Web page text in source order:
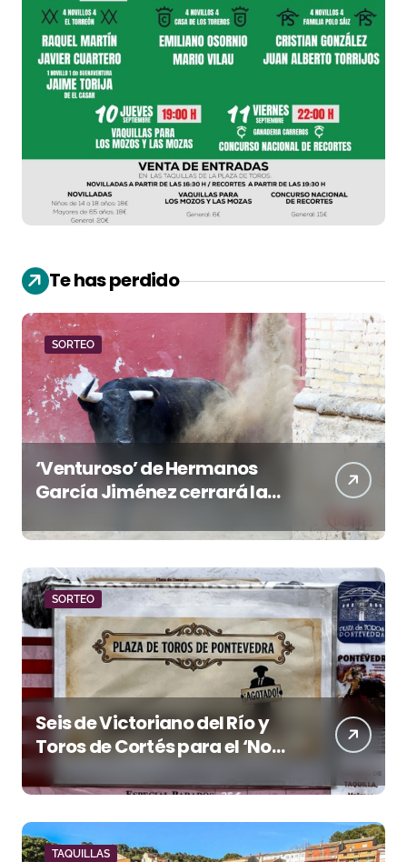
Te has perdido
SORTEO
‘Venturoso’ de Hermanos
García Jiménez cerrará la
SORTEO
Seis de Victoriano del Río y
Toros de Cortés para el ‘No
Hay Localidades’ de esta
tarde en Pontevedra
TAQUILLAS